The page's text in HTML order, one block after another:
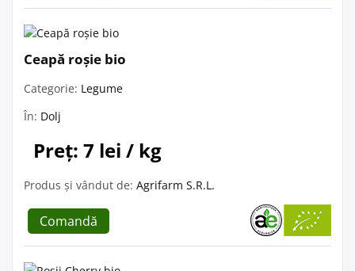
Ceapă roșie bio
Categorie: Legume
În: Dolj
Preț: 7 lei / kg
Produs și vândut de: Agrifarm S.R.L.
Comandă